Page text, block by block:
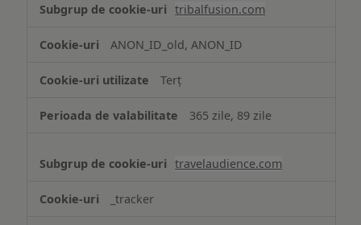
tribalfusion.com
ANON_ID_old, ANON_ID
Terț
365 zile, 89 zile
travelaudience.com
_tracker